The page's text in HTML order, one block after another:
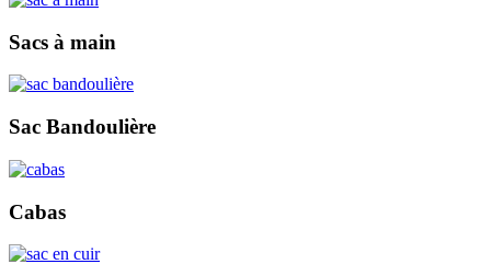
Sacs à main
Sac Bandoulière
Cabas